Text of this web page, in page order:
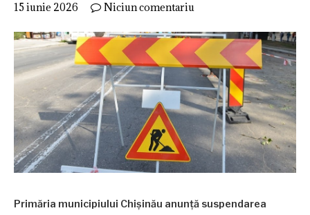
15 iunie 2026 Niciun comentariu
Primăria municipiului Chișinău anunță suspendarea